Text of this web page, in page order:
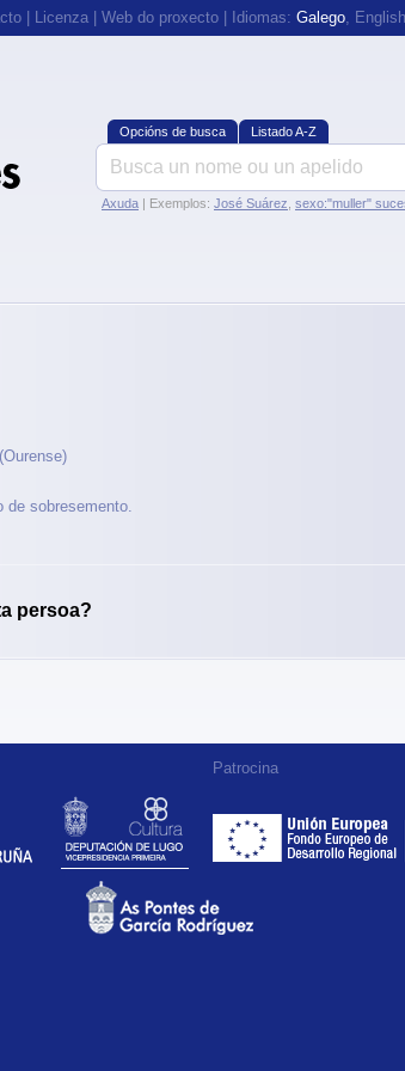
Licenza Web do proxecto | Idiomas: Galego, English
Opcións de busca Listado A-Z
Axuda | Exemplos: José Suárez sexo:"muller"
(Ourense)
de sobresemento.
persoa?
Patrocina